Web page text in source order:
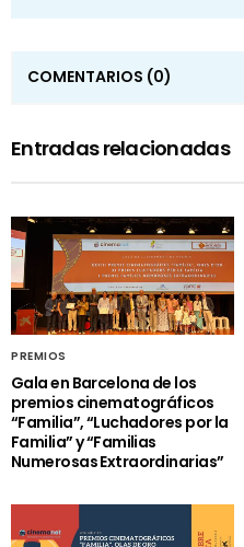
COMENTARIOS (0)
Entradas relacionadas
PREMIOS
Gala en Barcelona de los
premios cinematográficos
“Familia”, “Luchadores por la
Familia” y “Familias
Numerosas Extraordinarias”